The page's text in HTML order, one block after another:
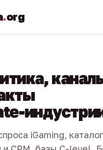
.org
iGaming,